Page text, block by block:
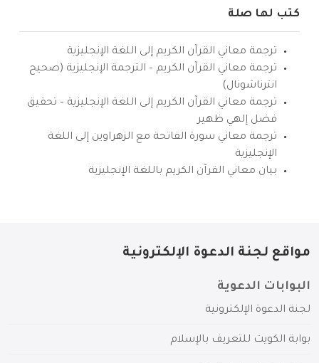
كتب لها صلة
ترجمة معاني القرآن الكريم إلى اللغة الإنجليزية
ترجمة معاني القرآن الكريم – الترجمة الإنجليزية (صحيح
انترناشونال)
ترجمة معاني القرآن الكريم إلى اللغة الإنجليزية – تحقيق
فضل إلهي ظهير
ترجمة معاني سورة الفاتحة مع الزهراوين إلى اللغة
الإنجليزية
بيان معاني القرآن الكريم باللغة الإنجليزية
مواقع لجنة الدعوة الإلكترونية
البوابات الدعوية
لجنة الدعوة الإلكترونية
بوابة الكويت للتعريف بالإسلام